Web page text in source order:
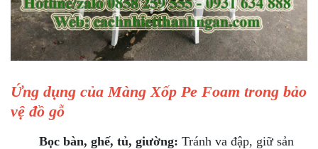
Ứng dụng của Màng Xốp Pe Foam trong bảo
vệ đồ gỗ
Bọc bàn, ghế, tủ, giường: Tránh va đập, giữ sản